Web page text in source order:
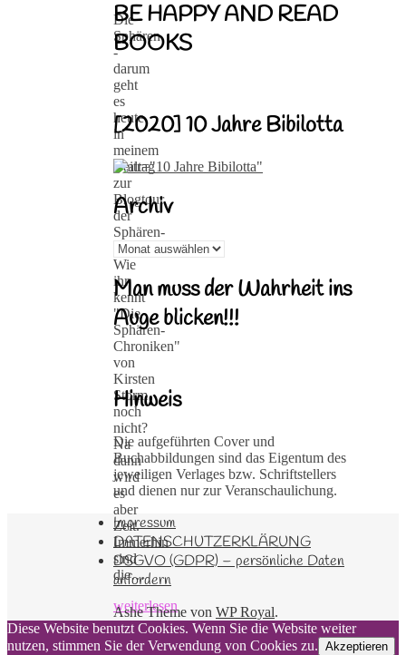
Die
Sphären
-
darum
geht
es
heute
in
meinem
Beitrag
zur
Blogtour
der
Sphären-
Chroniken.
Wie
ihr
kennt
"Die
Sphären-
Chroniken"
von
Kirsten
Storm
noch
nicht?
Na
dann
wird
es
aber
Zeit.
Immerhin
sind
die…
weiterlesen
BE HAPPY AND READ
BOOKS
[2020] 10 Jahre Bibilotta
Archiv
Archiv
Man muss der Wahrheit ins
Auge blicken!!!
Hinweis
Die aufgeführten Cover und
Buchabbildungen sind das Eigentum des
jeweiligen Verlages bzw. Schriftstellers
und dienen nur zur Veranschaulichung.
Impressum
DATENSCHUTZERKLÄRUNG
DSGVO (GDPR) – persönliche Daten
anfordern
Ashe Theme von WP Royal.
Diese Website benutzt Cookies. Wenn Sie die Website weiter
nutzen, stimmen Sie der Verwendung von Cookies zu. Akzeptieren